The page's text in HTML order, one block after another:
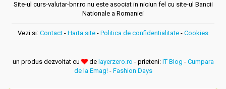
Site-ul curs-valutar-bnr.ro nu este asociat in niciun fel cu site-ul Bancii
Nationale a Romaniei
Vezi si: Contact - Harta site - Politica de confidentialitate - Cookies
un produs dezvoltat cu de layerzero.ro - prieteni: IT Blog - Cumpara
de la Emag!- Fashion Days